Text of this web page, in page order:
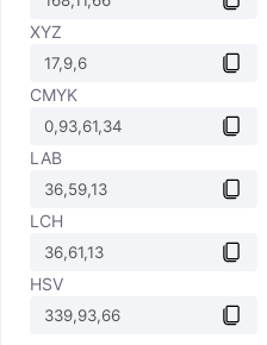
XYZ
CMYK
LAB
LCH
HSV